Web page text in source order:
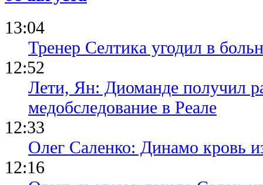
13:04
Тренер Селтика угодил в
12:52
Лети, Ян: Диоманде получил
медобследование в Реале
12:33
Олег Саленко: Динамо кровь
12:16